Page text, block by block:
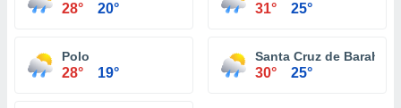
28° 20° 31° 25°
Polo
28° 19°
Santa Cruz de
30° 25°